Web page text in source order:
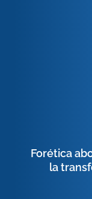
Forética
la